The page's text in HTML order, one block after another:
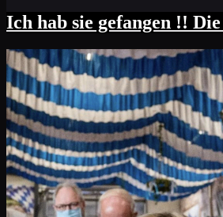
Ich hab sie gefangen !!